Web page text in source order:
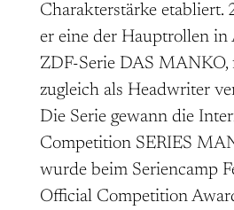
Charakterstärke etabliert.
er eine der Hauptrollen in
ZDF-Serie DAS MANKO,
zugleich als Headwriter
Die Serie gewann die
Competition SERIES
wurde beim Seriencamp
Official Competition